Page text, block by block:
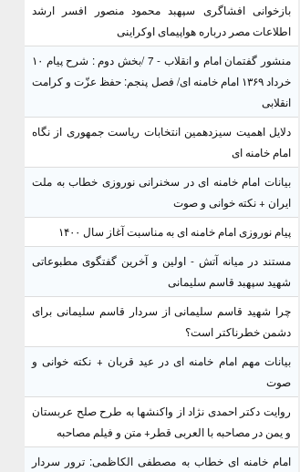
بازخوانی افشاگری سپهبد محمود منصور افسر ارشد
اطلاعات مصر درباره هواپیمای اوکراینی
منشور گفتمان امام و انقلاب - 7 /بخش دوم : شرح پیام ۱۰
خرداد ۱۳۶۹ امام خامنه ای/ فصل پنجم: حفظ عزّت و کرامت
انقلابی
دلایل اهمیت سیزدهمین انتخابات ریاست جمهوری از نگاه
امام خامنه ای
بیانات امام خامنه ای در سخنرانی نوروزی خطاب به ملت
ایران + نکته خوانی و صوت
پیام نوروزی امام خامنه ای به مناسبت آغاز سال ۱۴۰۰
مستند در میانه آتش - اولین و آخرین گفتگوی مطبوعاتی
شهید سپهبد قاسم سلیمانی
چرا شهید قاسم سلیمانی از سردار قاسم سلیمانی برای
دشمن خطرناکتر است؟
بیانات مهم امام خامنه ای در عید قربان + نکته خوانی و
صوت
روایت دکتر احمدی نژاد از واکنشها به طرح صلح عربستان
و یمن در مصاحبه با العربی قطر+ متن و فیلم مصاحبه
امام خامنه ای خطاب به مصطفی الکاظمی: ترور سردار